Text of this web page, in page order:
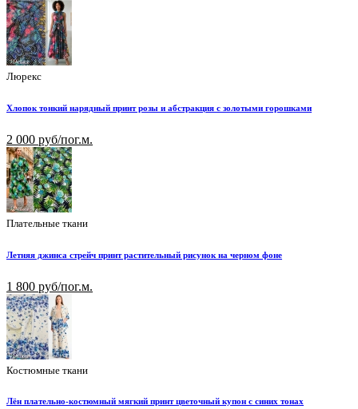
Люрекс
Хлопок тонкий нарядный принт розы и абстракция с золотыми горошками
2 000 руб/пог.м.
Плательные ткани
Летняя джинса стрейч принт растительный рисунок на черном фоне
1 800 руб/пог.м.
Костюмные ткани
Лён плательно-костюмный мягкий принт цветочный купон с синих тонах